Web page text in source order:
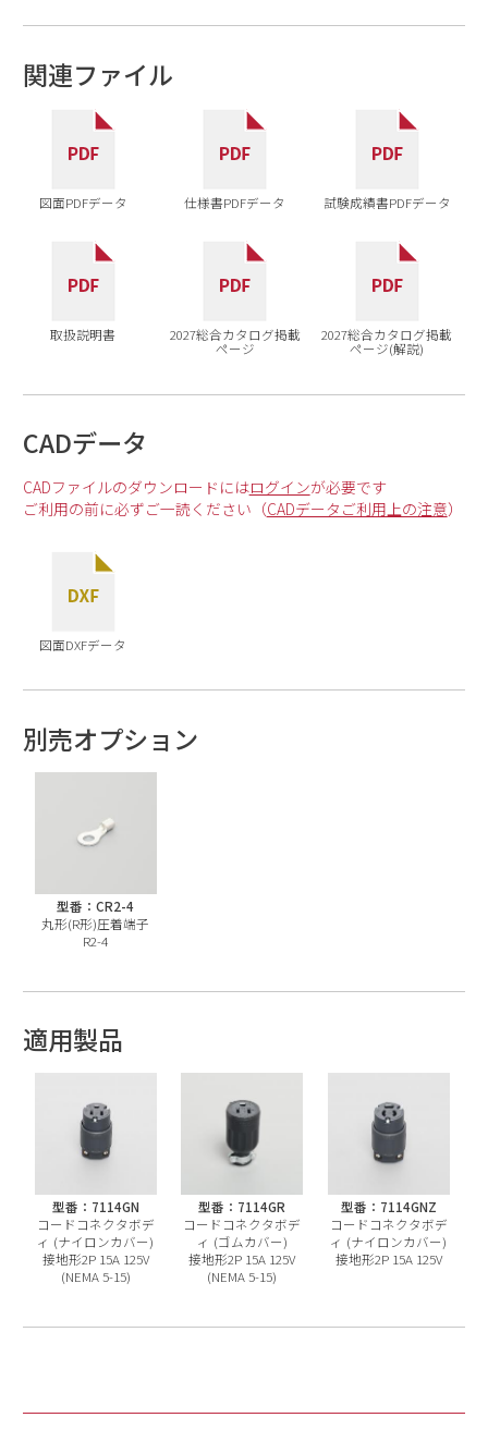
関連ファイル
図面PDFデータ 仕様書PDFデータ 試験成績書PDFデータ
取扱説明書
2027総合カタログ掲載
ページ
2027総合カタログ掲載
ページ(解説)
CADデータ
CADファイルのダウンロードにはログインが必要です
ご利用の前に必ずご一読ください（CADデータご利用上の注意）
図面DXFデータ
別売オプション
型番：CR2-4
丸形(R形)圧着端子
R2-4
適用製品
型番：7114GN
コードコネクタボデ
ィ (ナイロンカバー)
接地形2P 15A 125V
(NEMA 5-15)
型番：7114GR
コードコネクタボデ
ィ (ゴムカバー)
接地形2P 15A 125V
(NEMA 5-15)
型番：7114GNZ
コードコネクタボデ
ィ (ナイロンカバー)
接地形2P 15A 125V